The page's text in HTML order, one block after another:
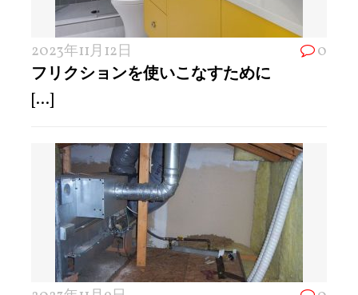
2023年11月12日 0
フリクションを使いこなすために
[...]